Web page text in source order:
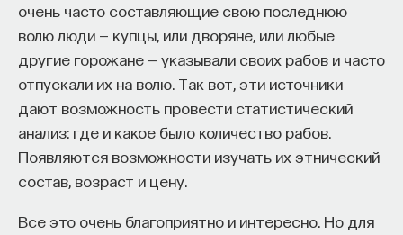
очень часто составляющие свою последнюю
волю люди — купцы, или дворяне, или любые
другие горожане — указывали своих рабов и часто
отпускали их на волю. Так вот, эти источники
дают возможность провести статистический
анализ: где и какое было количество рабов.
Появляются возможности изучать их этнический
состав, возраст и цену.
Все это очень благоприятно и интересно. Но для
КУРС
Химия между нейронами:
вещества, которые управляют
нами
СОХРАНИТЬ КУРС